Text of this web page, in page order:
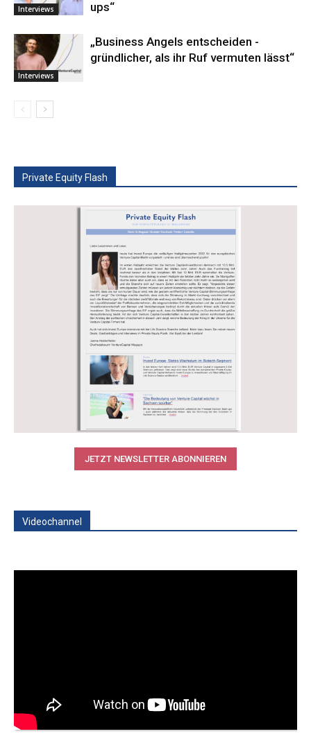
Interviews ups“
Interviews
„Business ­Angels ­entscheiden ­
gründlicher, als ihr Ruf vermuten lässt“
Private Equity Flash
JETZT NEWSLETTER ABONNIEREN
Videochannel